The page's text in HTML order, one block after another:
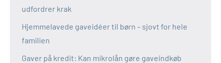
udfordrer krak
Hjemmelavede gaveidéer til børn – sjovt for hele
familien
Gaver på kredit: Kan mikrolån gøre gaveindkøb